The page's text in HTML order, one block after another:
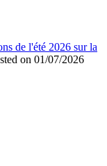
de l'été 2026 sur la
on 01/07/2026